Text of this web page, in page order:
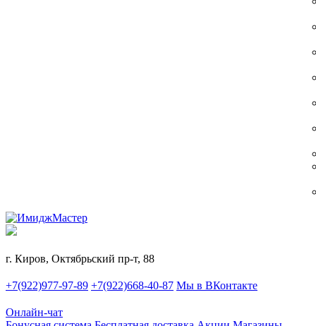
г. Киров, Октябрьский пр-т, 88
+7(922)977-97-89 +7(922)668-40-87 Мы в ВКонтакте
Онлайн-чат